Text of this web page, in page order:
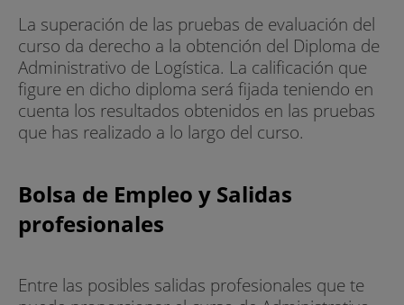
La superación de las pruebas de evaluación del
curso da derecho a la obtención del Diploma de
Administrativo de Logística. La calificación que
figure en dicho diploma será fijada teniendo en
cuenta los resultados obtenidos en las pruebas
que has realizado a lo largo del curso.
Bolsa de Empleo y Salidas
profesionales
Entre las posibles salidas profesionales que te